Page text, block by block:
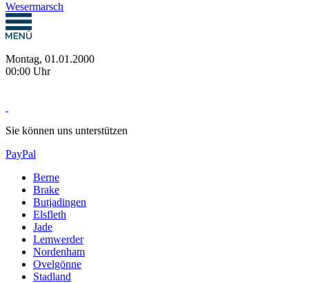
Wesermarsch
Montag, 01.01.2000
00:00 Uhr
Sie können uns unterstützen
PayPal
Berne
Brake
Butjadingen
Elsfleth
Jade
Lemwerder
Nordenham
Ovelgönne
Stadland